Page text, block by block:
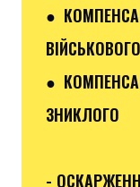
●
ВІЙСЬКОВОГО
●
ЗНИКЛОГО
-